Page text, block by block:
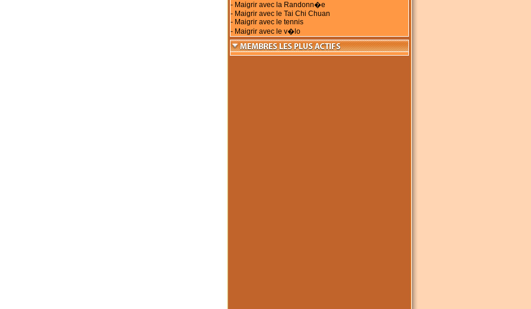
- Maigrir avec la Randonn�e
- Maigrir avec le Tai Chi Chuan
- Maigrir avec le tennis
- Maigrir avec le v�lo